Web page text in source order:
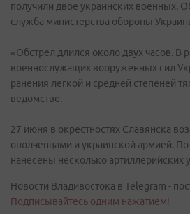
получили двое украинских военных.
служба министерства обороны
«Обстрел длился около двух часов. В
военнослужащих вооруженных сил
ранения легкой и средней степеней
ведомстве.
27 июня в окрестностях Славянска
ополченцами и украинской армией.
нанесены несколько артиллерийских
Новости Владивостока в Telegram -
Подписывайтесь одним нажатием!